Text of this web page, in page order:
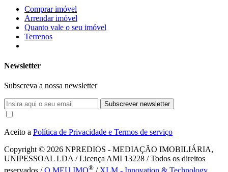
Comprar imóvel
Arrendar imóvel
Quanto vale o seu imóvel
Terrenos
Newsletter
Subscreva a nossa newsletter
Subscrever newsletter
Aceito a Política de Privacidade e Termos de serviço
Copyright © 2026 NPREDIOS - MEDIAÇÃO IMOBILIÁRIA,
UNIPESSOAL LDA / Licença AMI 13228 / Todos os direitos
reservados /O MEU IMO® / XLM - Innovation & Technology